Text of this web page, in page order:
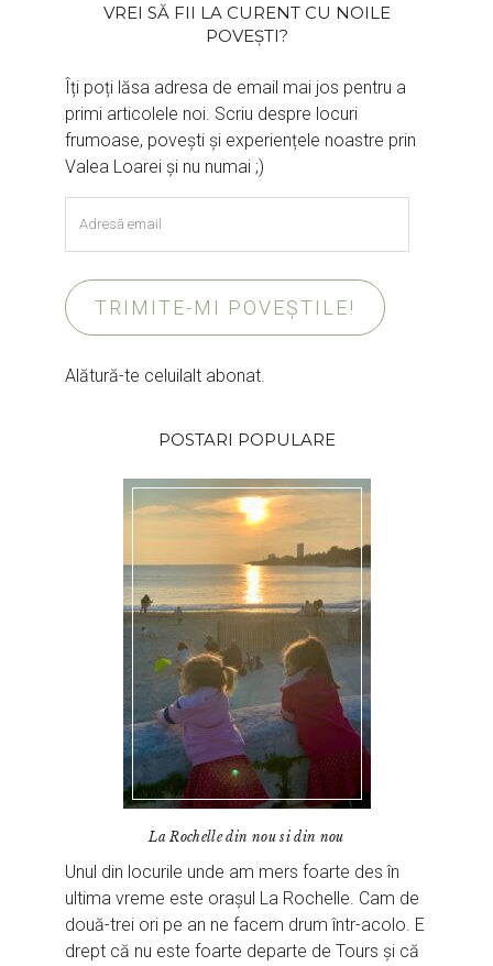
VREI SĂ FII LA CURENT CU NOILE
POVEȘTI?
Îți poți lăsa adresa de email mai jos pentru a
primi articolele noi. Scriu despre locuri
frumoase, povești și experiențele noastre prin
Valea Loarei și nu numai ;)
email
TRIMITE-MI POVEȘTILE!
Alătură-te celuilalt abonat.
POSTARI POPULARE
La Rochelle din nou si din nou
Unul din locurile unde am mers foarte des în
ultima vreme este orașul La Rochelle. Cam de
două-trei ori pe an ne facem drum într-acolo. E
drept că nu este foarte departe de Tours și că